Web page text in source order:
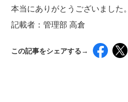
本当にありがとうございました。
記載者：管理部 高倉
この記事をシェアする→